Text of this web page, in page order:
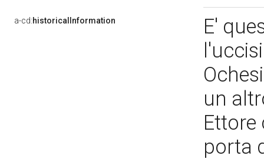
a-cd:historicalInformation
E'
un
porta